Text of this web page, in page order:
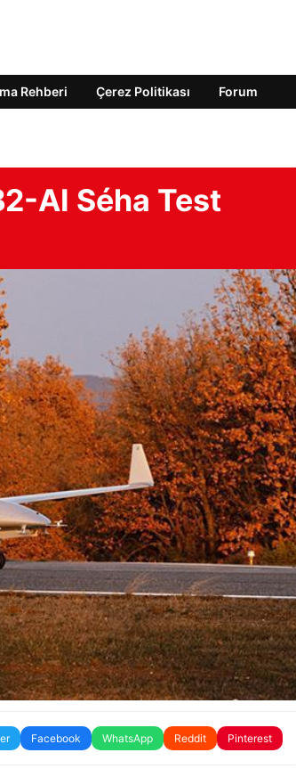
Rehberi Çerez Politikası Forum
AI Séha Test
Facebook WhatsApp Reddit Pinterest